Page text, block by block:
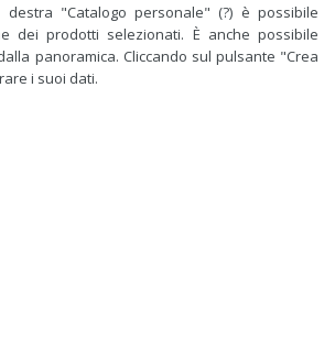
"Catalogo personale" (?) è possibile
dei prodotti selezionati. È anche possibile
panoramica. Cliccando sul pulsante "Crea
i suoi dati.